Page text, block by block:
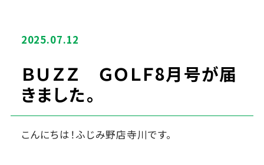
2025.07.12
ＢＵＺＺ ＧＯＬＦ8月号が届
きました。
こんにちは！ふじみ野店寺川です。